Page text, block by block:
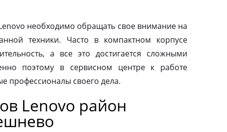
необходимо обращать свое внимание на
техники. Часто в компактном корпусе
а все это достигается сложными
поэтому в сервисном центре к работе
профессионалы своего дела.
Lenovo район